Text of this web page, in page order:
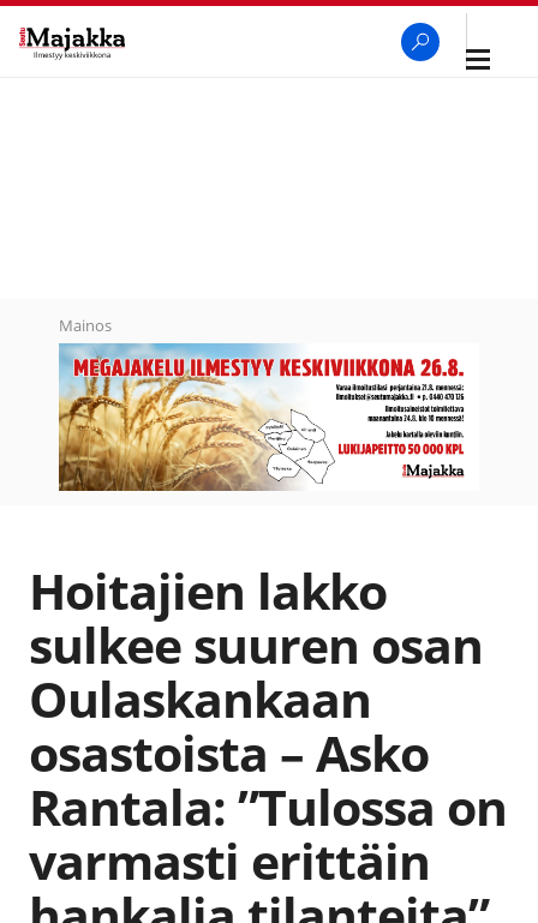
Avaa
Mainos
Hoitajien lakko
sulkee suuren osan
Oulaskankaan
osastoista – Asko
Rantala: ”Tulossa on
varmasti erittäin